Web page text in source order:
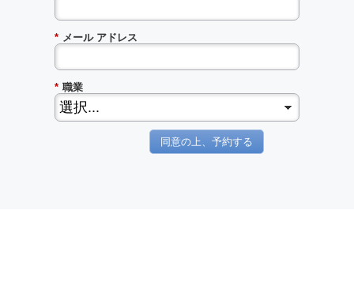
* メール アドレス
* 職業
同意の上、予約する